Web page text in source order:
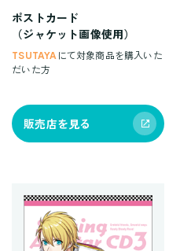
ポストカード
（ジャケット画像使用）
TSUTAYA にて対象商品を購入いた
だいた方
販売店を見る